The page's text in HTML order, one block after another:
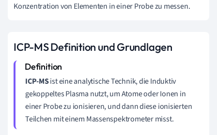
Konzentration von Elementen in einer Probe zu messen.
ICP-MS Definition und Grundlagen
ICP-MSist eine analytische Technik, die Induktiv
gekoppeltes Plasma nutzt, um Atome oder Ionen in
einer Probe zu ionisieren, und dann diese ionisierten
Teilchen mit einem Massenspektrometer misst.